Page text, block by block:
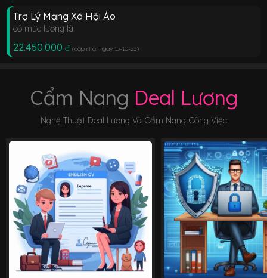
Trợ Lý Mạng Xã Hội Ảo
có mức lương là
22.450.000 đ (cập nhật ngày 15-10-23)
Cẩm Nang Deal Lương
Nghệ Thuật Deal Lương Và Cẩm Nang Công Việc